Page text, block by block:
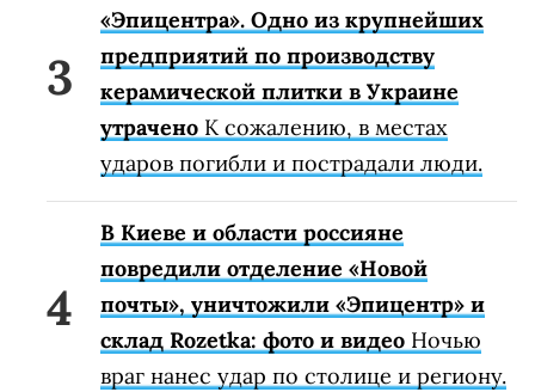
«Эпицентра». Одно из крупнейших
предприятий по производству
керамической плитки в Украине
утрачено К сожалению, в местах
ударов погибли и пострадали люди.
В Киеве и области россияне
повредили отделение «Новой
почты», уничтожили «Эпицентр» и
склад Rozetka: фото и видео Ночью
враг нанес удар по столице и региону.